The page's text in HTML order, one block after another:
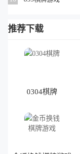
推荐下载
0304棋牌